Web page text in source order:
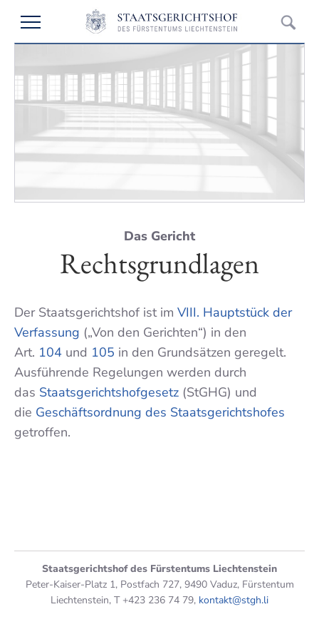
Das Gericht
Rechts­grundlagen
Der Staatsgerichtshof ist im VIII. Hauptstück der
Verfassung („Von den Gerichten“) in den
Art. 104 und 105 in den Grundsätzen geregelt.
Ausführende Regelungen werden durch
das Staatsgerichtshofgesetz (StGHG) und
die Geschäftsordnung des Staatsgerichtshofes
getroffen.
Staatsgerichtshof des Fürstentums Liechtenstein
Peter-Kaiser-Platz 1, Postfach 727, 9490 Vaduz, Fürstentum
Liechtenstein, T +423 236 74 79, kontakt@stgh.li